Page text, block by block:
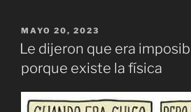
PUBLICADO
EL
MAYO 20, 2023
Le dijeron que era
porque existe la física